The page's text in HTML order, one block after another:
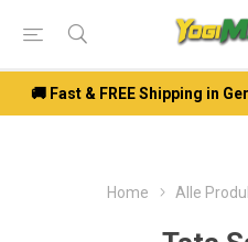
🚚 Fast & FREE Shipping in
Home Alle